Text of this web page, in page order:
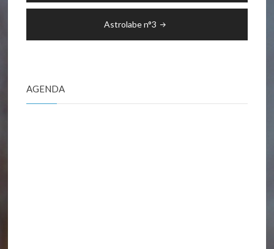
l’article
Astrolabe n°3
AGENDA